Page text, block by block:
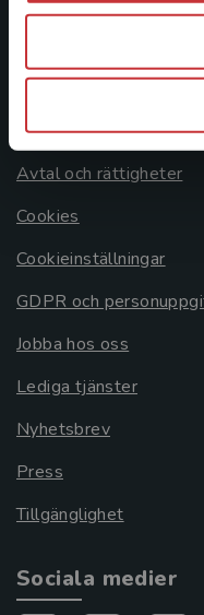
Systemkrav
Allmänna länkar
Om oss
Avtal och rättigheter
Cookies
Cookieinställningar
GDPR och
Jobba hos oss
Lediga tjänster
Nyhetsbrev
Press
Tillgänglighet
Sociala medier